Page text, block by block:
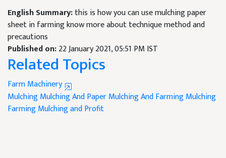
English Summary:this is how you can use mulching paper
sheet in farming know more about technique method and
precautions
Published on:22 January 2021, 05:51 PM IST
Related Topics
Farm Machinery
MulchingMulching And PaperMulching And FarmingMulching
FarmingMulching and Profit